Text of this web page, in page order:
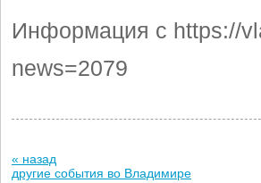
Информация с https://
news=2079
« назад
другие события во Владимире